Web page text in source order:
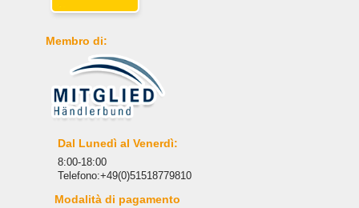
Membro di:
Dal Lunedì al Venerdì:
8:00-18:00
Telefono:+49(0)51518779810
Modalità di pagamento